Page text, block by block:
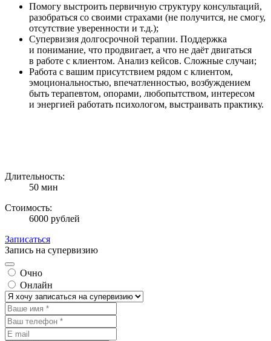
Помогу выстроить первичную структуру консультаций,
разобраться со своими страхами (не получится, не смогу,
отсутствие уверенности и т.д.);
Супервизия долгосрочной терапии. Поддержка
и понимание, что продвигает, а что не даёт двигаться
в работе с клиентом. Анализ кейсов. Сложные случаи;
Работа с вашим присутствием рядом с клиентом,
эмоциональностью, впечатленностью, возбуждением
быть терапевтом, опорами, любопытством, интересом
и энергией работать психологом, выстраивать практику.
Длительность:
50 мин
Стоимость:
6000 рублей
Записаться
Запись на супервизию
Очно
Онлайн